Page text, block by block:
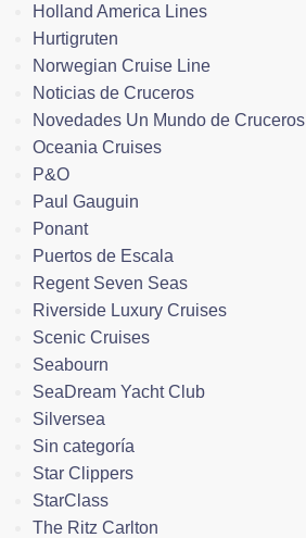
Holland America Lines
Hurtigruten
Norwegian Cruise Line
Noticias de Cruceros
Novedades Un Mundo de Cruceros
Oceania Cruises
P&O
Paul Gauguin
Ponant
Puertos de Escala
Regent Seven Seas
Riverside Luxury Cruises
Scenic Cruises
Seabourn
SeaDream Yacht Club
Silversea
Sin categoría
Star Clippers
StarClass
The Ritz Carlton